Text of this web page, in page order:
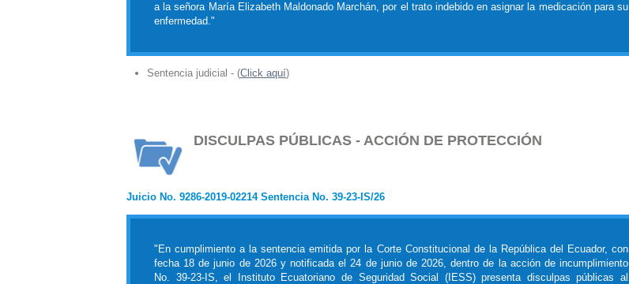
a la señora María Elizabeth Maldonado Marchán, por el trato indebido en asignar la medicación para su
enfermedad."
Sentencia judicial - (Click aquí)
DISCULPAS PÚBLICAS - ACCIÓN DE PROTECCIÓN
Juicio No. 9286-2019-02214 Sentencia No. 39-23-IS/26
"En cumplimiento a la sentencia emitida por la Corte Constitucional de la República del Ecuador, con
fecha 18 de junio de 2026 y notificada el 24 de junio de 2026, dentro de la acción de incumplimiento
No. 39-23-IS, el Instituto Ecuatoriano de Seguridad Social (IESS) presenta disculpas públicas al